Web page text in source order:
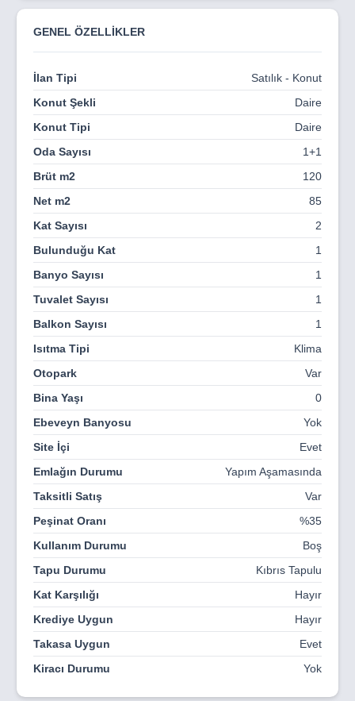
TİCARİ ALANLAR
RESEPSİYON
MERKEZİ İNTERNET SİSTEMİ
ÖZEL PEYZAJLI YEŞİL ALANLAR
KLİMA ALTYAPI SİSTEMİ
BARBEKÜ ALANI
JAKUZİ ALTYAPI SİSTEMİ
RESTORAN
SAUNA
YÜRÜYÜŞ YOLU
OTOPARK
İLK YARDIM ODASI
BANKA
SÜPERMARKET
ECZANE
KUAFÖR
KAFE
HAVUZ
CCTV GÜVENLİK KAMERA SİSTEMİ
♦️♦️♦️Yatırımınızı Kıbrıs’ta Yapmanın Avantajları ♦️♦️♦️ Kuzey
Kıbrıs’ta 22 Üniversite ve 100.000 in Üzerinde Öğrenci
Bulunuyor. Yeni Yapılan Üniversitelerle Öğrenci Sayısı
200.000’i Bulacaktır. Akdeniz’in 3. Büyük Adası Olan
GENEL ÖZELLİKLER
İlan Tipi
Satılık - Konut
Konut Şekli
Daire
Konut Tipi
Daire
Oda Sayısı
1+1
Brüt m2
120
Net m2
85
Kat Sayısı
2
Bulunduğu Kat
1
Banyo Sayısı
1
Tuvalet Sayısı
1
Balkon Sayısı
1
Isıtma Tipi
Klima
Otopark
Var
Bina Yaşı
0
Ebeveyn Banyosu
Yok
Site İçi
Evet
Emlağın Durumu
Yapım Aşamasında
Taksitli Satış
Var
Peşinat Oranı
%35
Kullanım Durumu
Boş
Tapu Durumu
Kıbrıs Tapulu
Kat Karşılığı
Hayır
Krediye Uygun
Hayır
Takasa Uygun
Evet
Kiracı Durumu
Yok